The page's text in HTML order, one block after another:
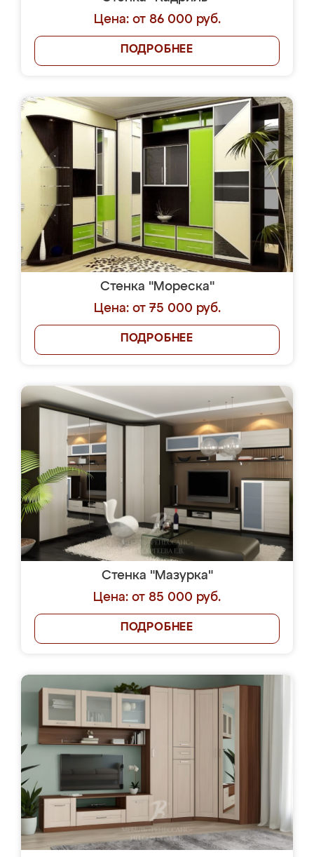
Цена: от 86 000 руб.
ПОДРОБНЕЕ
Стенка "Мореска"
Цена: от 75 000 руб.
ПОДРОБНЕЕ
Стенка "Мазурка"
Цена: от 85 000 руб.
ПОДРОБНЕЕ